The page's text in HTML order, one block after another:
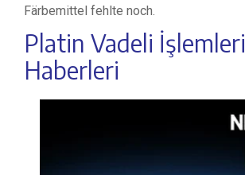
Färbemittel fehlte noch.
Platin Vadeli İşlemleri
Haberleri